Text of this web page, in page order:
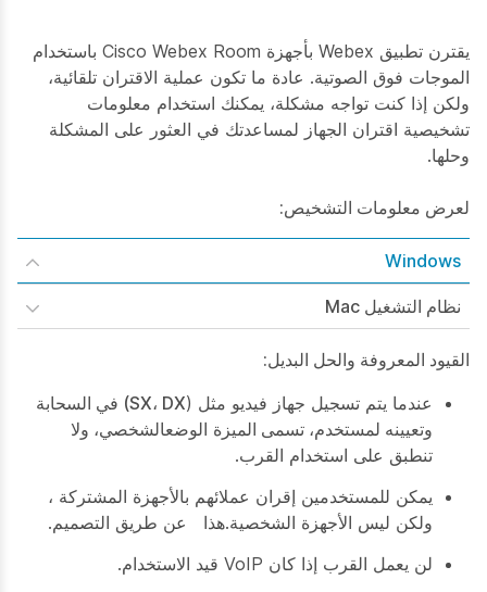
يقترن تطبيق Webex بأجهزة Cisco Webex Room باستخدام
الموجات فوق الصوتية. عادة ما تكون عملية الاقتران تلقائية،
ولكن إذا كنت تواجه مشكلة، يمكنك استخدام معلومات
تشخيصية اقتران الجهاز لمساعدتك في العثور على المشكلة
وحلها.
لعرض معلومات التشخيص:
Windows
نظام التشغيل Mac
القيود المعروفة والحل البديل:
عندما يتم تسجيل جهاز فيديو مثل (SX، DX) في السحابة
وتعيينه لمستخدم، تسمى الميزة الوضعالشخصي، ولا
تنطبق على استخدام القرب.
يمكن للمستخدمين إقران عملائهم بالأجهزة المشتركة ،
ولكن ليس الأجهزة الشخصية.هذا عن طريق التصميم.
لن يعمل القرب إذا كان VoIP قيد الاستخدام.